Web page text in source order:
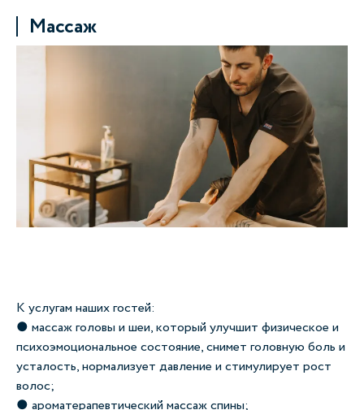
Массаж
К услугам наших гостей:
● массаж головы и шеи, который улучшит физическое и
психоэмоциональное состояние, снимет головную боль и
усталость, нормализует давление и стимулирует рост
волос;
● ароматерапевтический массаж спины;